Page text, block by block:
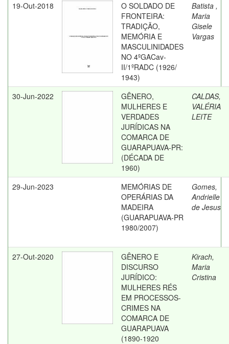
19-Out-2018
O SOLDADO DE
FRONTEIRA:
TRADIÇÃO,
MEMÓRIA E
MASCULINIDADES
NO 4ºGACav-
II/1ºRADC (1926/
1943)
Batista ,
Maria
Gisele
Vargas
30-Jun-2022
GÊNERO,
MULHERES E
VERDADES
JURÍDICAS NA
COMARCA DE
GUARAPUAVA-PR:
(DÉCADA DE
1960)
CALDAS,
VALÉRIA
LEITE
29-Jun-2023
MEMÓRIAS DE
OPERÁRIAS DA
MADEIRA
(GUARAPUAVA-PR
1980/2007)
Gomes,
Andrielle
de Jesus
27-Out-2020
GÊNERO E
DISCURSO
JURÍDICO:
MULHERES RÉS
EM PROCESSOS-
CRIMES NA
COMARCA DE
GUARAPUAVA
(1890-1920
Kirach,
Maria
Cristina